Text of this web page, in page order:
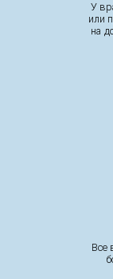
У
или
на
Все